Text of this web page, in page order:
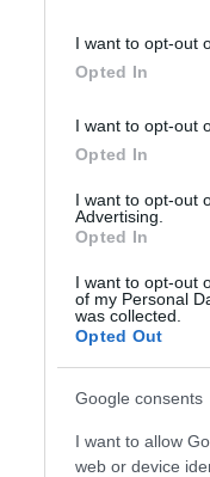
I want to opt-out
Opted In
I want to opt-out
Opted In
I want to opt-out
Advertising.
Opted In
I want to opt-out
of my Personal
was collected.
Opted Out
Google consents
I want to allow
web or device